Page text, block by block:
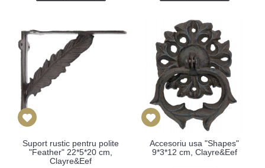
Suport rustic pentru polite
"Feather" 22*5*20 cm,
Clayre&Eef
Accesoriu usa "Shapes"
9*3*12 cm, Clayre&Eef